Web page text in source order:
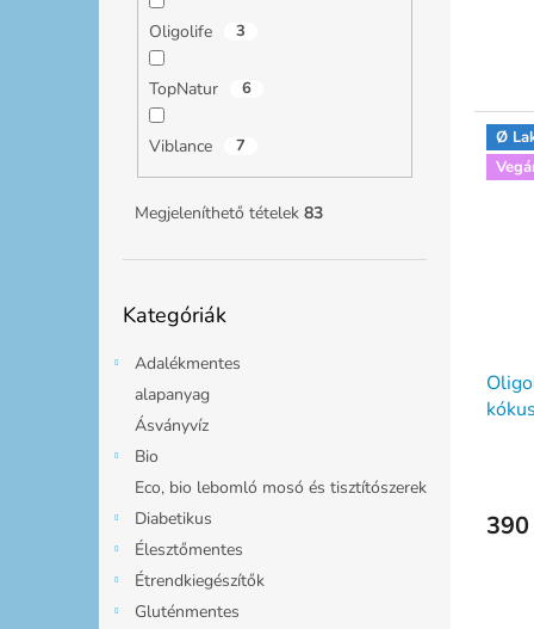
Oligolife 3
TopNatur 6
Viblance 7
Megjeleníthető tételek 83
átugrása
Kategóriák
Adalékmentes
alapanyag
Ásványvíz
Bio
Eco, bio lebomló mosó és tisztítószerek
Diabetikus
Élesztőmentes
Étrendkiegészítők
Gluténmentes
Ø